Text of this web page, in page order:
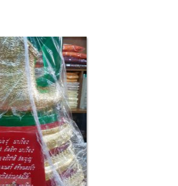
Add to
Wishlist